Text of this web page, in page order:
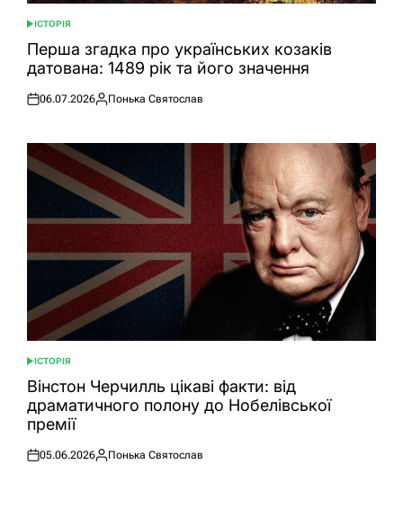
ОПУБЛІКУВАТИ
У
ІСТОРІЯ
Перша згадка про українських козаків
датована: 1489 рік та його значення
Оприлюднено
06.07.2026
Опубліковано
Понька Святослав
ОПУБЛІКУВАТИ
У
ІСТОРІЯ
Вінстон Черчилль цікаві факти: від
драматичного полону до Нобелівської
премії
Оприлюднено
05.06.2026
Опубліковано
Понька Святослав